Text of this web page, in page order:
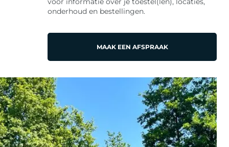
onderhoud en bestellingen.
MAAK EEN AFSPRAAK